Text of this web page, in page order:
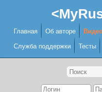
Главная Об авторе
Служба поддержки Тесты